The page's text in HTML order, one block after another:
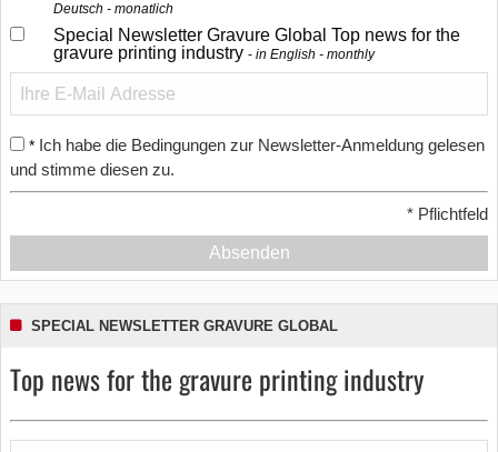
Deutsch - monatlich
Special Newsletter Gravure Global Top news for the
gravure printing industry
in English - monthly
* Ich habe die Bedingungen zur Newsletter-Anmeldung gelesen
und stimme diesen zu.
* Pflichtfeld
Absenden
SPECIAL NEWSLETTER GRAVURE GLOBAL
Top news for the gravure printing industry